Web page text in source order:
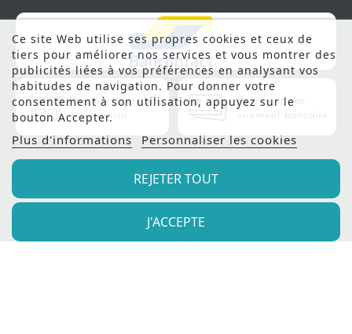
Ce site Web utilise ses propres cookies et ceux de
tiers pour améliorer nos services et vous montrer des
publicités liées à vos préférences en analysant vos
habitudes de navigation. Pour donner votre
consentement à son utilisation, appuyez sur le
bouton Accepter.
Plus d'informations Personnaliser les cookies
REJETER TOUT
J'ACCEPTE
© 2022 - Meubles Manil |Création de site internet